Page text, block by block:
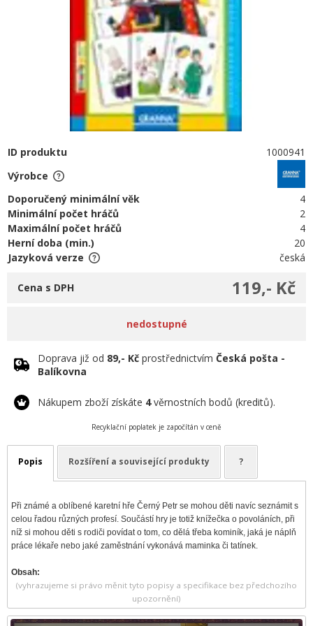
ID produktu
1000941
Výrobce
Doporučený minimální věk
4
Minimální počet hráčů
2
Maximální počet hráčů
4
Herní doba (min.)
20
Jazyková verze
česká
119,- Kč
Cena s DPH
nedostupné
Doprava již od 89,- Kč prostřednictvím Česká pošta -
Balíkovna
Nákupem zboží získáte 4věrnostních bodů (kreditů).
Recyklační poplatek je započítán v ceně
Popis Rozšíření a související produkty ?
Při známé a oblíbené karetní hře Černý Petr se mohou děti navíc seznámit s
celou řadou různých profesí. Součástí hry je totiž knížečka o povoláních, při
níž si mohou děti s rodiči povídat o tom, co dělá třeba kominík, jaká je náplň
práce lékaře nebo jaké zaměstnání vykonává maminka či tatínek.
Obsah:
(vyhrazujeme si právo měnit tyto popisy a specifikace bez předchozího
upozornění)